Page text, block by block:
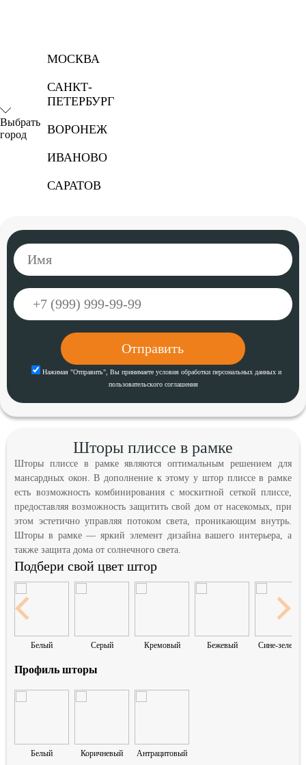
Выбрать
город
МОСКВА
САНКТ-
ПЕТЕРБУРГ
ВОРОНЕЖ
ИВАНОВО
САРАТОВ
Нажимая "Отправить", Вы принимаетеусловия обработки персональных данныхи
пользовательского соглашения
Шторы плиссе в рамке
Шторы плиссе в рамке являются оптимальным решением для
мансардных окон. В дополнение к этому у штор плиссе в рамке
есть возможность комбинирования с москитной сеткой плиссе,
предоставляя возможность защитить свой дом от насекомых, при
этом эстетично управляя потоком света, проникающим внутрь.
Шторы в рамке — яркий элемент дизайна вашего интерьера, а
также защита дома от солнечного света.
Подбери свой цвет штор
Белый Серый Кремовый Бежевый Сине-зеленый
Профиль шторы
Белый Коричневый Антрацитовый